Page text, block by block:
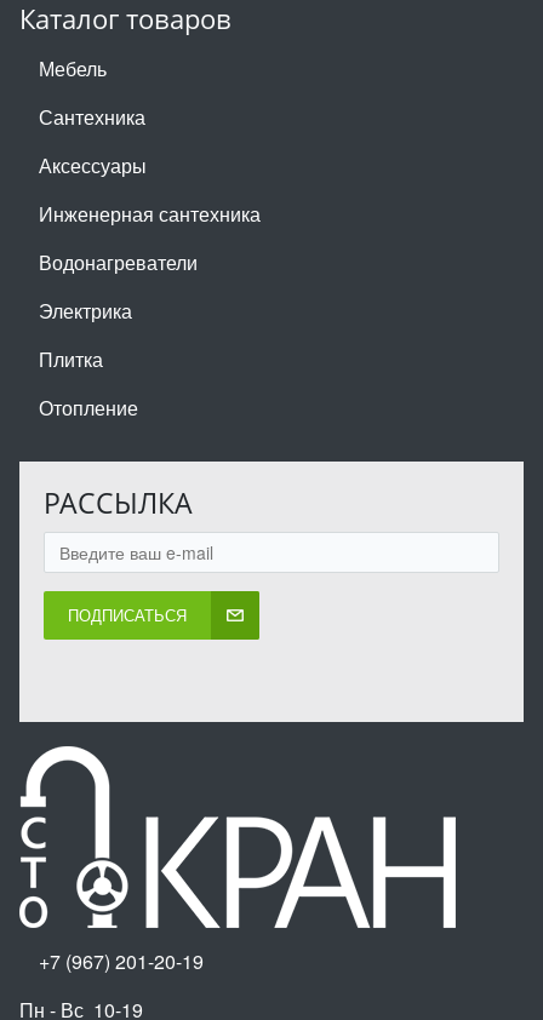
Каталог товаров
Мебель
Сантехника
Аксессуары
Инженерная сантехника
Водонагреватели
Электрика
Плитка
Отопление
РАССЫЛКА
ПОДПИСАТЬСЯ
+7 (967) 201-20-19
Пн - Вс 10-19